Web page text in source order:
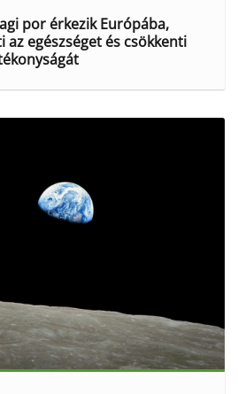
por érkezik Európába,
az egészséget és csökkenti